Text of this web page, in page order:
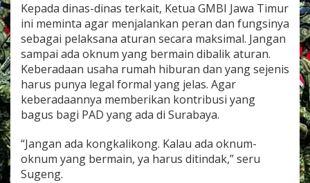
Kepada dinas-dinas terkait, Ketua GMBI Jawa Timur
ini meminta agar menjalankan peran dan fungsinya
sebagai pelaksana aturan secara maksimal. Jangan
sampai ada oknum yang bermain dibalik aturan.
Keberadaan usaha rumah hiburan dan yang sejenis
harus punya legal formal yang jelas. Agar
keberadaannya memberikan kontribusi yang
bagus bagi PAD yang ada di Surabaya.
“Jangan ada kongkalikong. Kalau ada oknum-
oknum yang bermain, ya harus ditindak,” seru
Sugeng.